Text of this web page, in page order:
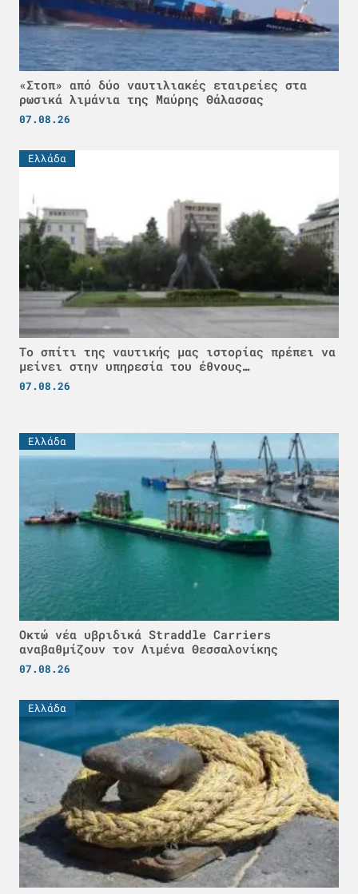
«Στοπ» από δύο ναυτιλιακές εταιρείες στα
ρωσικά λιμάνια της Μαύρης Θάλασσας
07.08.26
Ελλάδα
Το σπίτι της ναυτικής μας ιστορίας πρέπει να
μείνει στην υπηρεσία του έθνους…
07.08.26
Ελλάδα
Οκτώ νέα υβριδικά Straddle Carriers
αναβαθμίζουν τον Λιμένα Θεσσαλονίκης
07.08.26
Ελλάδα